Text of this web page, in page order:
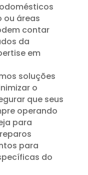
ou áreas
contar
da
em
soluções
o
que seus
operando
para
para
do